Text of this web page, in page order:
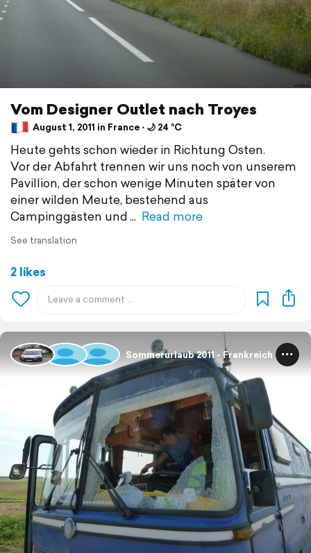
Vom Designer Outlet nach Troyes
August 1, 2011 in France ⋅ 🌙 24 °C
Heute gehts schon wieder in Richtung Osten.
Vor der Abfahrt trennen wir uns noch von unserem
Pavillion, der schon wenige Minuten später von
einer wilden Meute, bestehend aus
Campinggästen und
Read more
See translation
2 likes
Sommerurlaub 2011 - Frankreich